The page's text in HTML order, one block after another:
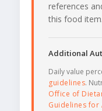
references
this food item.
Additional
Daily value
guidelines.
Office of
Guidelines for